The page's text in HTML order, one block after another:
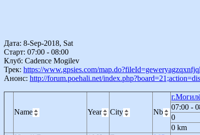
Дата: 8-Sep-2018, Sat
Старт: 07:00 - 08:00
Клуб: Cadence Mogilev
Трек: https://www.gpsies.com/map.do?fileId=geweryagzqxnfjql
Анонс: http://forum.poehali.net/
Name Year City Nb
07:00 -
0
0 km